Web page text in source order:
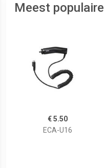
Meest
€ 5.50
ECA-U16